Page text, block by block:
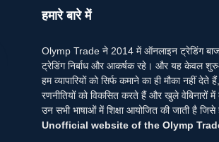
हमारे बारे में
Olymp Trade ने 2014 में ऑनलाइन ट्रेडिंग
ट्रेडिंग निर्बाध और आकर्षक रहे। और यह केवल
हम व्यापारियों को सिर्फ कमाने का ही मौका नहीं
रणनीतियों को विकसित करते हैं और खुले वेबिनारों
उन सभी भाषाओं में शिक्षा आयोजित की जाती है जिसे
Unofficial website of the Olymp